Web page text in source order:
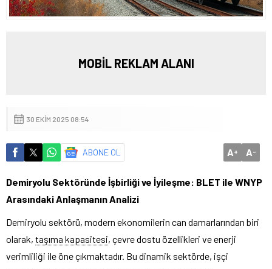
MOBİL REKLAM ALANI
30 EKIM 2025 08:54
ABONE OL A+ A-
Demiryolu Sektöründe İşbirliği ve İyileşme: BLET ile WNYP
Arasındaki Anlaşmanın Analizi
Demiryolu sektörü, modern ekonomilerin can damarlarından biri
olarak, taşıma kapasitesi, çevre dostu özellikleri ve enerji
verimliliği ile öne çıkmaktadır. Bu dinamik sektörde, işçi